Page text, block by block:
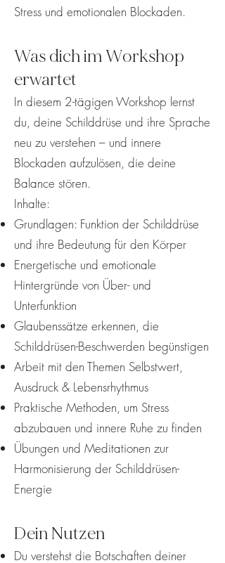
Stress und emotionalen Blockaden.
Was dich im Workshop
erwartet
In diesem 2-tägigen Workshop lernst
du, deine Schilddrüse und ihre Sprache
neu zu verstehen – und innere
Blockaden aufzulösen, die deine
Balance stören.
Inhalte:
Grundlagen: Funktion der Schilddrüse
und ihre Bedeutung für den Körper
Energetische und emotionale
Hintergründe von Über- und
Unterfunktion
Glaubenssätze erkennen, die
Schilddrüsen-Beschwerden begünstigen
Arbeit mit den Themen Selbstwert,
Ausdruck & Lebensrhythmus
Praktische Methoden, um Stress
abzubauen und innere Ruhe zu finden
Übungen und Meditationen zur
Harmonisierung der Schilddrüsen-
Energie
Dein Nutzen
Du verstehst die Botschaften deiner